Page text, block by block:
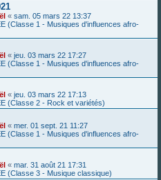
« sam. 05 mars 22 13:37
(Classe 1 - Musiques d'influences afro-
« jeu. 03 mars 22 17:27
(Classe 1 - Musiques d'influences afro-
« jeu. 03 mars 22 17:13
(Classe 2 - Rock et variétés)
« mer. 01 sept. 21 11:27
(Classe 1 - Musiques d'influences afro-
« mar. 31 août 21 17:31
(Classe 3 - Musique classique)